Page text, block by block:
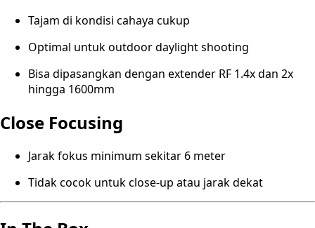
Tajam di kondisi cahaya cukup
Optimal untuk outdoor daylight shooting
Bisa dipasangkan dengan extender RF 1.4x dan 2x
hingga 1600mm
Close Focusing
Jarak fokus minimum sekitar 6 meter
Tidak cocok untuk close-up atau jarak dekat